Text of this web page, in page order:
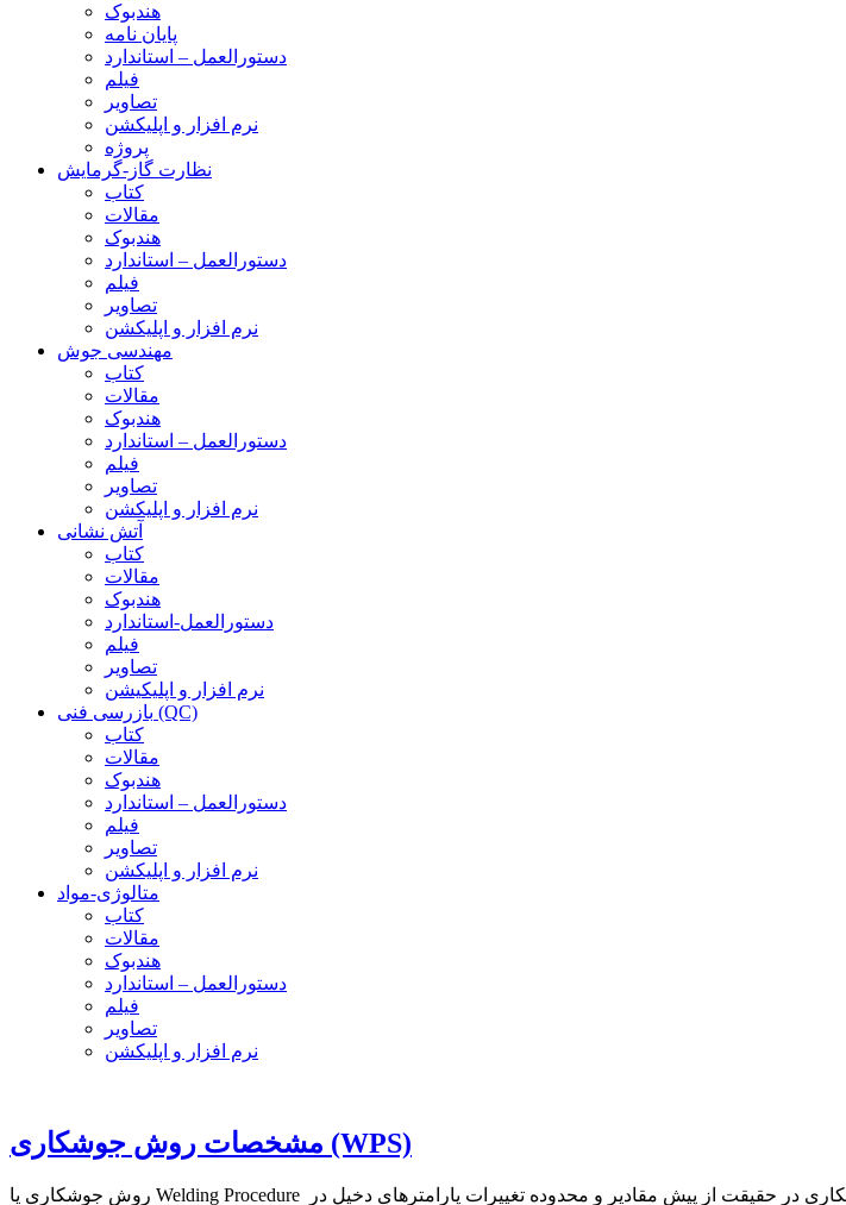
هندبوک
پایان نامه
دستورالعمل – استاندارد
فیلم
تصاویر
نرم افزار و اپلیکشن
پروژه
نظارت گاز-گرمایش
کتاب
مقالات
هندبوک
دستورالعمل – استاندارد
فیلم
تصاویر
نرم افزار و اپلیکشن
مهندسی جوش
کتاب
مقالات
هندبوک
دستورالعمل – استاندارد
فیلم
تصاویر
نرم افزار و اپلیکشن
آتش نشانی
کتاب
مقالات
هندبوک
دستورالعمل-استاندارد
فیلم
تصاویر
نرم افزار و اپلیکیشن
بازرسی فنی (QC)
کتاب
مقالات
هندبوک
دستورالعمل – استاندارد
فیلم
تصاویر
نرم افزار و اپلیکشن
متالوژی-مواد
کتاب
مقالات
هندبوک
دستورالعمل – استاندارد
فیلم
تصاویر
نرم افزار و اپلیکشن
مشخصات روش جوشکاری (WPS)